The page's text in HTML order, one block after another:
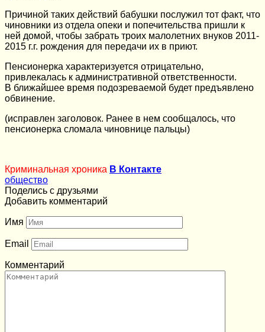
Причиной таких действий бабушки послужил тот факт, что
чиновники из отдела опеки и попечительства пришли к
ней домой, чтобы забрать троих малолетних внуков 2011-
2015 г.г. рождения для передачи их в приют.
Пенсионерка характеризуется отрицательно,
привлекалась к административной ответственности.
В ближайшее время подозреваемой будет предъявлено
обвинение.
(исправлен заголовок. Ранее в нем сообщалось, что
пенсионерка сломала чиновнице пальцы)
Криминальная хроника В Контакте
общество
Поделись с друзьями
Добавить комментарий
Имя
Email
Комментарий